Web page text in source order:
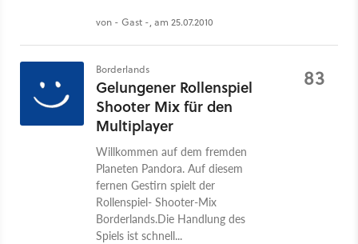
von - Gast -, am 25.07.2010
Borderlands
Gelungener Rollenspiel
Shooter Mix für den
Multiplayer
Willkommen auf dem fremden
Planeten Pandora. Auf diesem
fernen Gestirn spielt der
Rollenspiel- Shooter-Mix
Borderlands.Die Handlung des
Spiels ist schnell...
83